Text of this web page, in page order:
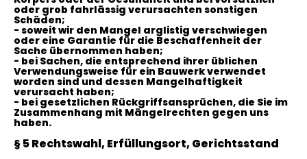
oder grob fahrlässig verursachten sonstigen
Schäden;
- soweit wir den Mangel arglistig verschwiegen
oder eine Garantie für die Beschaffenheit der
Sache übernommen haben;
- bei Sachen, die entsprechend ihrer üblichen
Verwendungsweise für ein Bauwerk verwendet
worden sind und dessen Mangelhaftigkeit
verursacht haben;
- bei gesetzlichen Rückgriffsansprüchen, die Sie im
Zusammenhang mit Mängelrechten gegen uns
haben.
§ 5 Rechtswahl, Erfüllungsort, Gerichtsstand